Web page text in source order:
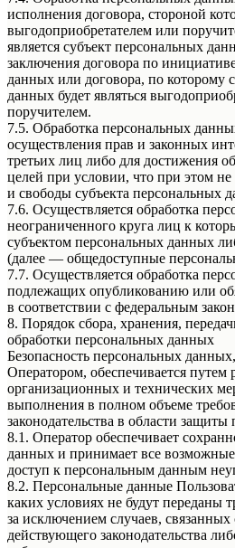
исполнения договора, стороной
выгодоприобретателем или
является субъект персональных
заключения договора по
данных или договора, по которому
данных будет являться
поручителем.
7.5. Обработка персональных
осуществления прав и законных
третьих лиц либо для достижения
целей при условии, что при этом
и свободы субъекта персональных
7.6. Осуществляется обработка
неограниченного круга лиц к
субъектом персональных данных
(далее — общедоступные
7.7. Осуществляется обработка
подлежащих опубликованию или
в соответствии с федеральным
8. Порядок сбора, хранения,
обработки персональных данных
Безопасность персональных
Оператором, обеспечивается путем
организационных и технических
выполнения в полном объеме
законодательства в области
8.1. Оператор обеспечивает
данных и принимает все
доступ к персональным данным
8.2. Персональные данные
каких условиях не будут переданы
за исключением случаев,
действующего законодательства